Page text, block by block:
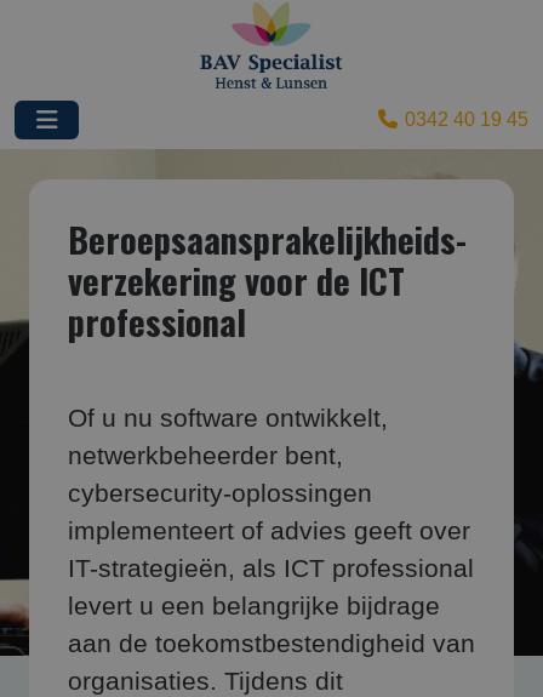
0342 40 19 45
Beroepsaansprakelijk­heids­
verzekering voor de ICT
professional
Of u nu software ontwikkelt,
netwerkbeheerder bent,
cybersecurity-oplossingen
implementeert of advies geeft over
IT-strategieën, als ICT professional
levert u een belangrijke bijdrage
aan de toekomstbestendigheid van
organisaties. Tijdens dit